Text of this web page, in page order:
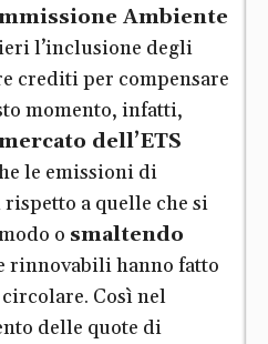
Ambiente
l’inclusione degli
crediti per compensare
momento, infatti,
dell’ETS
le emissioni di
a quelle che si
o smaltendo
rinnovabili hanno fatto
Così nel
delle quote di